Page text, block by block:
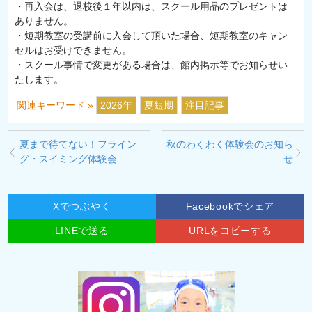
・再入会は、退校後１年以内は、スクール用品のプレゼントは
ありません。
・短期教室の受講前に入会して頂いた場合、短期教室のキャン
セルはお受けできません。
・スクール事情で変更がある場合は、館内掲示等でお知らせい
たします。
関連キーワード » 2026年 夏短期 注目記事
夏まで待てない！フライン
グ・スイミング体験会
秋のわくわく体験会のお知ら
せ
Xでつぶやく Facebookでシェア
LINEで送る URLをコピーする